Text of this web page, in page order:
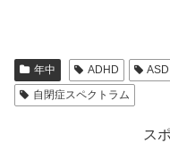
年中 ADHD ASD
自閉症スペクトラム
ス